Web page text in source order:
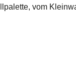
vom